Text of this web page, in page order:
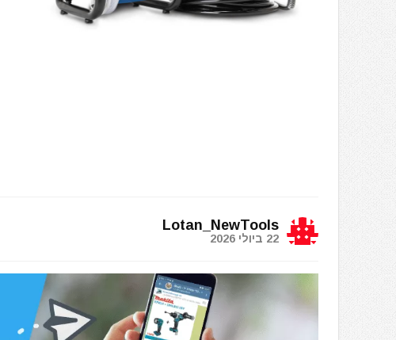
Lotan_NewTools
22 ביולי 2026